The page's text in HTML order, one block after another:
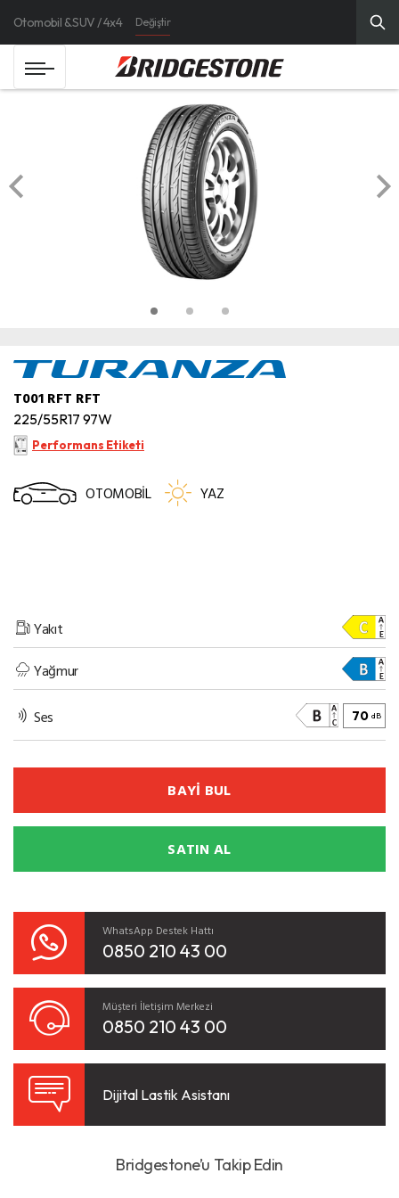
Otomobil & SUV / 4x4 Değiştir
T001 RFT RFT
225/55R17 97W
Performans Etiketi
OTOMOBİL YAZ
Yakıt
Yağmur
Ses 70 dB
BAYİ BUL
SATIN AL
WhatsApp Destek Hattı
0850 210 43 00
Müşteri İletişim Merkezi
0850 210 43 00
Dijital Lastik Asistanı
Bridgestone’u Takip Edin